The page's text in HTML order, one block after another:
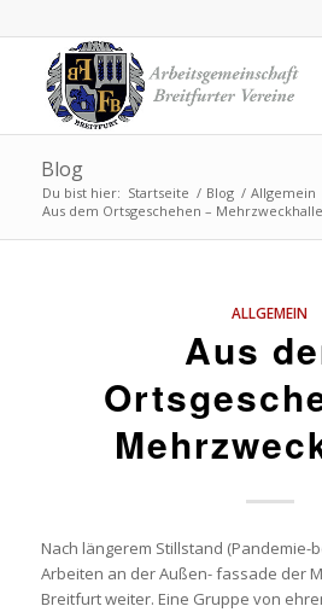
Blog
Du bist hier: Startseite / Blog / Allgemein
Aus dem Ortsgeschehen – Mehrzweckhalle
ALLGEMEIN
Aus
Nach längerem Stillstand (Pandemie-
Arbeiten an der Außen- fassade der
Breitfurt weiter. Eine Gruppe von